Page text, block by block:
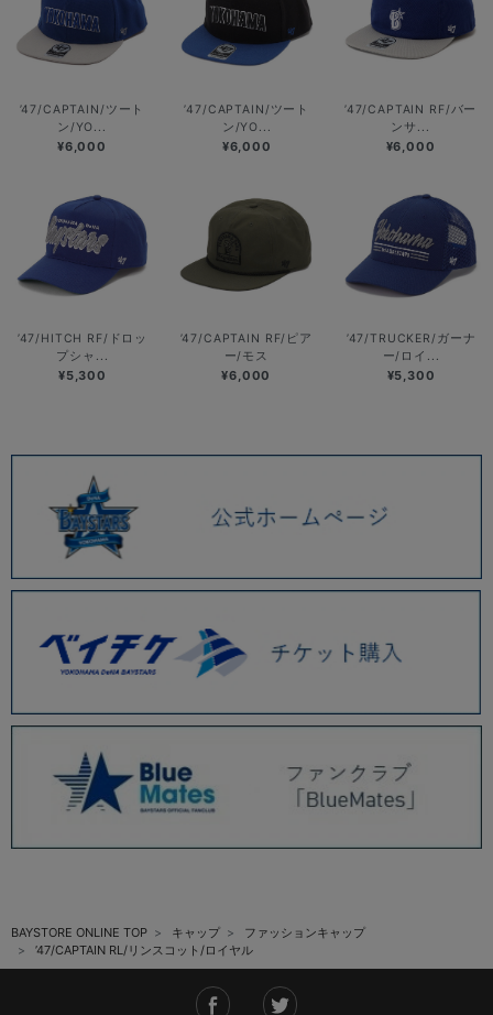
’47/CAPTAIN/ツート
ン/YO...
¥6,000
’47/CAPTAIN/ツート
ン/YO...
¥6,000
’47/CAPTAIN RF/バー
ンサ...
¥6,000
’47/HITCH RF/ドロッ
プシャ...
¥5,300
’47/CAPTAIN RF/ピア
ー/モス
¥6,000
’47/TRUCKER/ガーナ
ー/ロイ...
¥5,300
BAYSTORE ONLINE TOP キャップ
ファッションキャップ
’47/CAPTAIN RL/リンスコット/ロイヤル